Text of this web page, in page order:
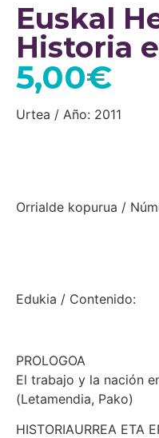
Euskal
Historia
5,00€
Urtea / Año: 2011
Orrialde kopurua /
Edukia / Contenido:
PROLOGOA
El trabajo y la nación
(Letamendia, Pako)
HISTORIAURREA ETA